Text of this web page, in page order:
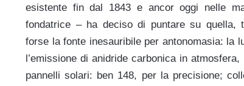
esistente fin dal 1843 e ancor oggi nelle
fondatrice – ha deciso di puntare su quella,
forse la fonte inesauribile per antonomasia: la
l’emissione di anidride carbonica in
pannelli solari: ben 148, per la precisione;